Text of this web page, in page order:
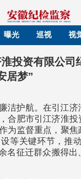
曝光 巡视 视
投资有限公司
居梦”‌
洁护航。在引江济
合肥市引江济淮投
为监督重点，聚焦
等关键环节，推
名征迁群众搬得出